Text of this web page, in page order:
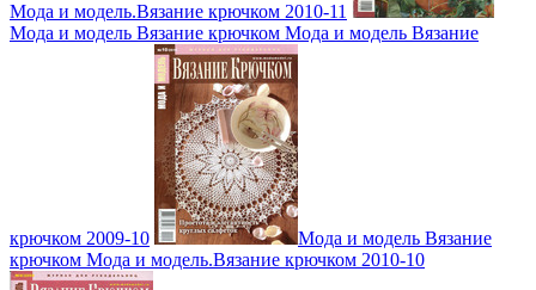
Мода и модель.Вязание крючком 2010-11
Мода и модель Вязание крючком Мода и модель Вязание
крючком 2009-10
Мода и модель Вязание
крючком Мода и модель.Вязание крючком 2010-10